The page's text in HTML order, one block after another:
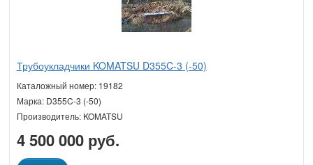
Трубоукладчики KOMATSU D355C-3 (-50)
Каталожный номер: 19182
Марка: D355C-3 (-50)
Производитель: KOMATSU
4 500 000 руб.